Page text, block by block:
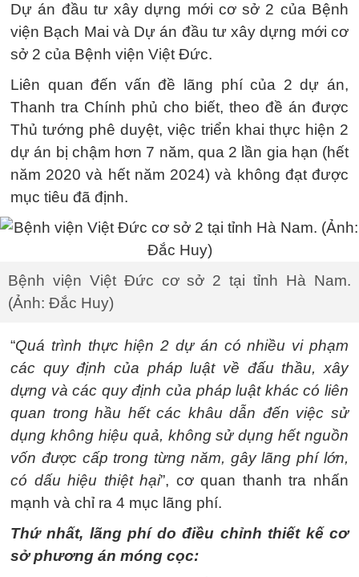
Dự án đầu tư xây dựng mới cơ sở 2 của Bệnh
viện Bạch Mai và Dự án đầu tư xây dựng mới cơ
sở 2 của Bệnh viện Việt Đức.
Liên quan đến vấn đề lãng phí của 2 dự án,
Thanh tra Chính phủ cho biết, theo đề án được
Thủ tướng phê duyệt, việc triển khai thực hiện 2
dự án bị chậm hơn 7 năm, qua 2 lần gia hạn (hết
năm 2020 và hết năm 2024) và không đạt được
mục tiêu đã định.
Bệnh viện Việt Đức cơ sở 2 tại tỉnh Hà Nam.
(Ảnh: Đắc Huy)
“Quá trình thực hiện 2 dự án có nhiều vi phạm
các quy định của pháp luật về đấu thầu, xây
dựng và các quy định của pháp luật khác có liên
quan trong hầu hết các khâu dẫn đến việc sử
dụng không hiệu quả, không sử dụng hết nguồn
vốn được cấp trong từng năm, gây lãng phí lớn,
có dấu hiệu thiệt hại”, cơ quan thanh tra nhấn
mạnh và chỉ ra 4 mục lãng phí.
Thứ nhất, lãng phí do điều chỉnh thiết kế cơ
sở phương án móng cọc: